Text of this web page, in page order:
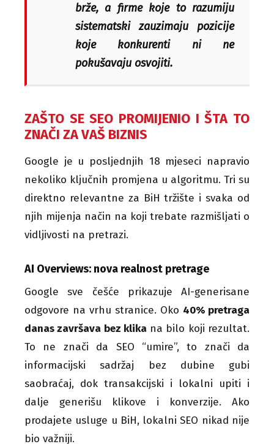
brže, a firme koje to razumiju
sistematski zauzimaju pozicije
koje konkurenti ni ne
pokušavaju osvojiti.
ZAŠTO SE SEO PROMIJENIO I ŠTA TO
ZNAČI ZA VAŠ BIZNIS
Google je u posljednjih 18 mjeseci napravio
nekoliko ključnih promjena u algoritmu. Tri su
direktno relevantne za BiH tržište i svaka od
njih mijenja način na koji trebate razmišljati o
vidljivosti na pretrazi.
AI Overviews: nova realnost pretrage
Google sve češće prikazuje AI-generisane
odgovore na vrhu stranice. Oko 40% pretraga
danas završava bez klikana bilo koji rezultat.
To ne znači da SEO “umire”, to znači da
informacijski sadržaj bez dubine gubi
saobraćaj, dok transakcijski i lokalni upiti i
dalje generišu klikove i konverzije. Ako
prodajete usluge u BiH, lokalni SEO nikad nije
bio važniji.